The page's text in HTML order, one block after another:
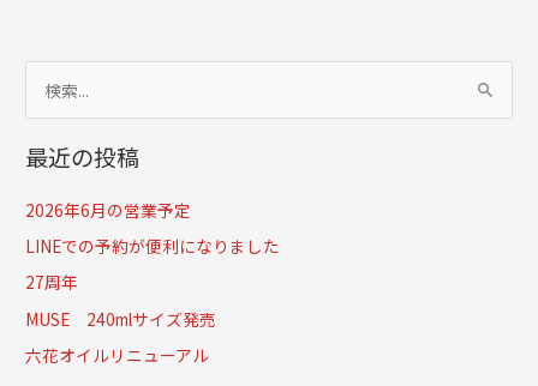
索
対
:
最近の投稿
2026年6月の営業予定
LINEでの予約が便利になりました
27周年
MUSE 240mlサイズ発売
六花オイルリニューアル